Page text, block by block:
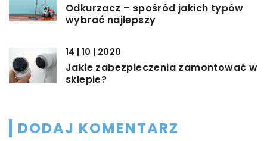
Odkurzacz – spośród jakich typów
wybrać najlepszy
14 | 10 | 2020
Jakie zabezpieczenia zamontować w
sklepie?
DODAJ KOMENTARZ